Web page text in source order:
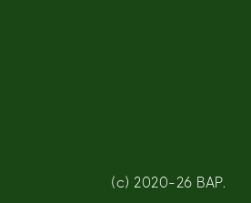
(c) 2020-26 BAP.